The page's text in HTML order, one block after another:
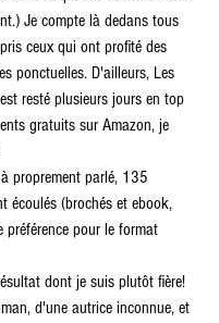
Je compte là dedans tous
ceux qui ont profité des
ponctuelles. D'ailleurs, Les
resté plusieurs jours en top
gratuits sur Amazon, je
proprement parlé, 135
écoulés (brochés et ebook,
préférence pour le format
dont je suis plutôt fière!
d'une autrice inconnue, et